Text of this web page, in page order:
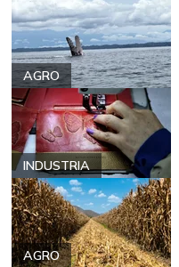
AGRO
INDUSTRIA
AGRO